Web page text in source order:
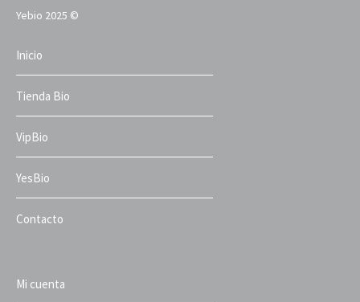
Yebio 2025 ©
Inicio
Tienda Bio
VipBio
YesBio
Contacto
Mi cuenta